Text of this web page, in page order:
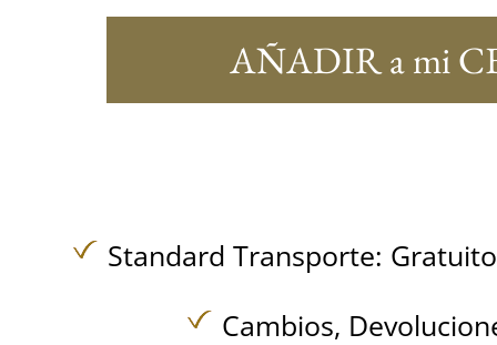
AÑADIR a mi
Standard Transporte:
Cambios,